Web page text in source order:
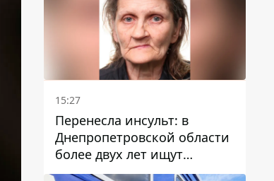
15:27
Перенесла инсульт: в
Днепропетровской области
более двух лет ищут
пропавшую женщину